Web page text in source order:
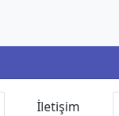
İletişim